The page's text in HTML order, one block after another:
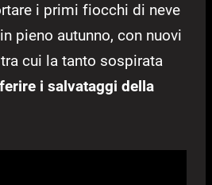
i primi fiocchi di neve
pieno autunno, con nuovi
cui la tanto sospirata
i salvataggi della